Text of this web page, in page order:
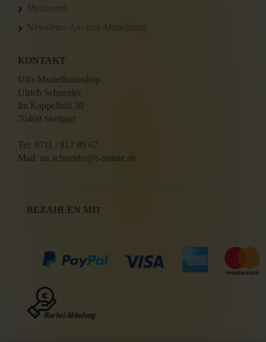
Merkzettel
Newsletter An- und Abmeldung
KONTAKT
Uli's Modellbahnshop
Ulrich Schneider
Im Kappelfeld 30
70469 Stuttgart
Tel: 0711 / 817 89 67
Mail: uu.schneider@t-online.de
BEZAHLEN MIT